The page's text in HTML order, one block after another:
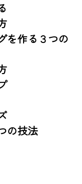
作る３つの
の技法